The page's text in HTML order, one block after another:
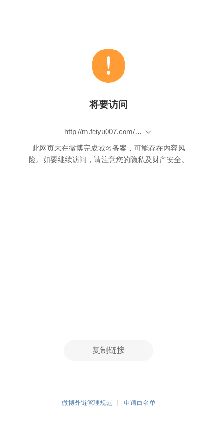
将要访问
http://m.feiyu007.com/mallIndex/goodsDetail.htm?lGoodsId=21989&isCollect=1&13132425167
此网页未在微博完成域名备案，可能存在内容风
险。如要继续访问，请注意您的隐私及财产安全。
复制链接
微博外链管理规范 申请白名单